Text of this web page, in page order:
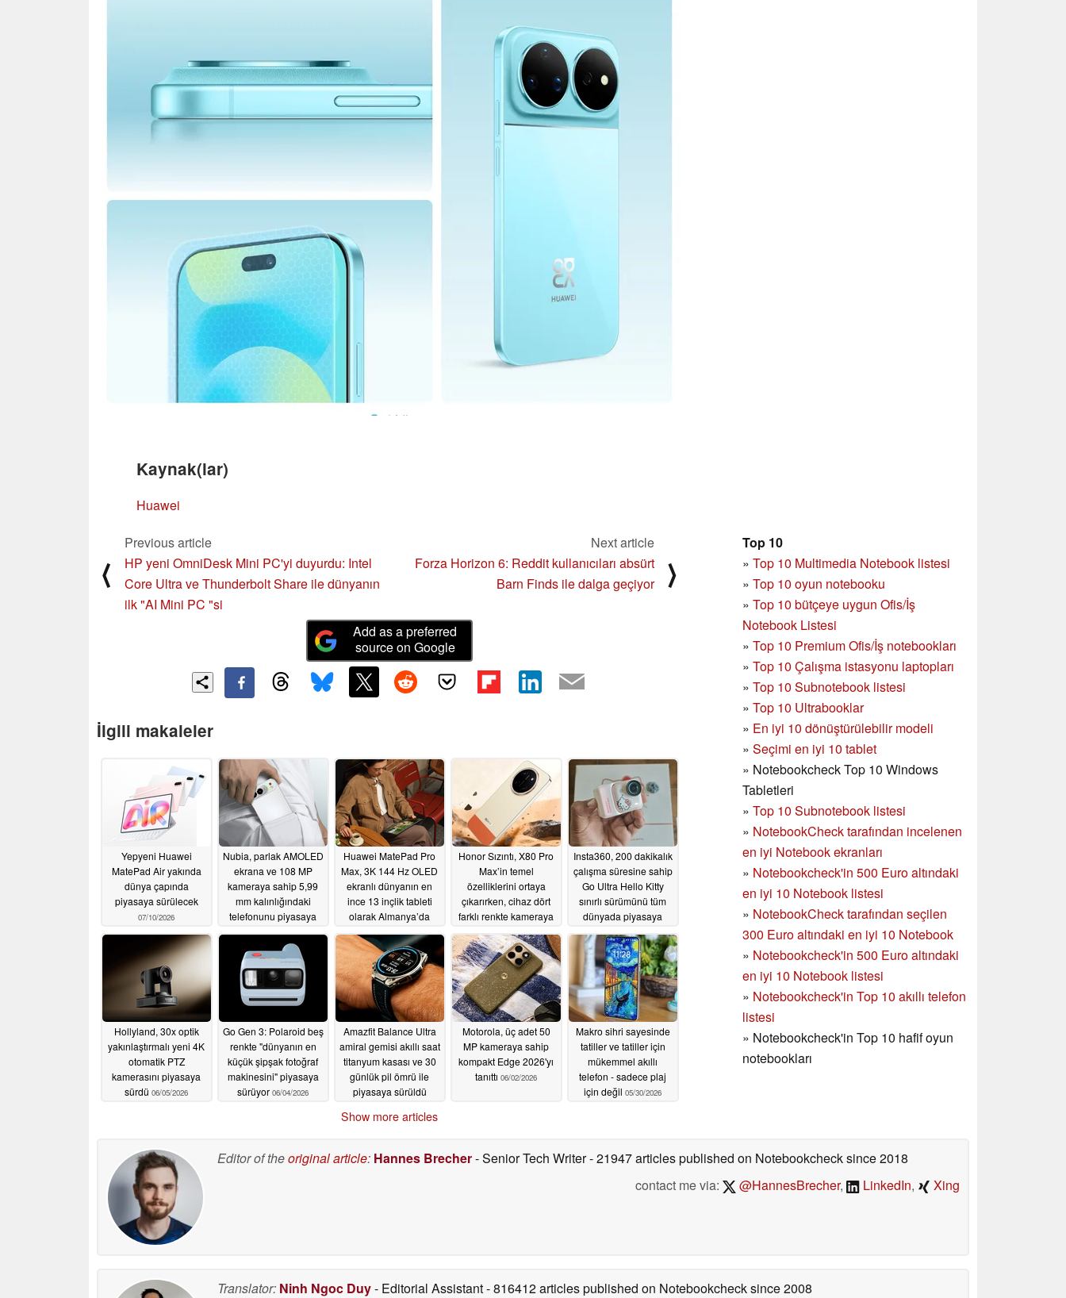
Kaynak(lar)
Huawei
Top 10
» Top 10 Multimedia Notebook listesi
» Top 10 oyun notebooku
» Top 10 bütçeye uygun Ofis/İş
Notebook Listesi
» Top 10 Premium Ofis/İş notebookları
» Top 10 Çalışma istasyonu laptopları
» Top 10 Subnotebook listesi
» Top 10 Ultrabooklar
» En iyi 10 dönüştürülebilir modeli
» Seçimi en iyi 10 tablet
» Notebookcheck Top 10 Windows
Tabletleri
» Top 10 Subnotebook listesi
» NotebookCheck tarafından incelenen
en iyi Notebook ekranları
» Notebookcheck'in 500 Euro altındaki
en iyi 10 Notebook listesi
» NotebookCheck tarafından seçilen
300 Euro altındaki en iyi 10 Notebook
» Notebookcheck'in 500 Euro altındaki
en iyi 10 Notebook listesi
» Notebookcheck'in Top 10 akıllı telefon
listesi
» Notebookcheck'in Top 10 hafif oyun
notebookları
⟨
Previous article
HP yeni OmniDesk Mini PC'yi duyurdu: Intel
Core Ultra ve Thunderbolt Share ile dünyanın
ilk "AI Mini PC "si
Next article
Forza Horizon 6: Reddit kullanıcıları absürt
Barn Finds ile dalga geçiyor
⟩
Add as a preferred
source on Google
İlgili makaleler
Yepyeni Huawei
MatePad Air yakında
dünya çapında
piyasaya sürülecek
07/10/2026
Nubia, parlak AMOLED
ekrana ve 108 MP
kameraya sahip 5,99
mm kalınlığındaki
telefonunu piyasaya
07/09/2026
Huawei MatePad Pro
Max, 3K 144 Hz OLED
ekranlı dünyanın en
ince 13 inçlik tableti
olarak Almanya’da
06/30/2026
Honor Sızıntı, X80 Pro
Max’in temel
özelliklerini ortaya
çıkarırken, cihaz dört
farklı renkte kameraya
06/16/2026
Insta360, 200 dakikalık
çalışma süresine sahip
Go Ultra Hello Kitty
sınırlı sürümünü tüm
dünyada piyasaya
06/11/2026
Hollyland, 30x optik
yakınlaştırmalı yeni 4K
otomatik PTZ
kamerasını piyasaya
sürdü 06/05/2026
Go Gen 3: Polaroid beş
renkte "dünyanın en
küçük şipşak fotoğraf
makinesini" piyasaya
sürüyor 06/04/2026
Amazfit Balance Ultra
amiral gemisi akıllı saat
titanyum kasası ve 30
günlük pil ömrü ile
piyasaya sürüldü
Motorola, üç adet 50
MP kameraya sahip
kompakt Edge 2026'yı
tanıttı 06/02/2026
Makro sihri sayesinde
tatiller ve tatiller için
mükemmel akıllı
telefon - sadece plaj
için değil 05/30/2026
Show more articles
Editor of theoriginal article: Hannes Brecher- Senior Tech Writer- 21947 articles published on Notebookchecksince 2018
contact me via:
@HannesBrecher, LinkedIn, Xing
Translator: Ninh Ngoc Duy- Editorial Assistant- 816412 articles published on Notebookchecksince 2008